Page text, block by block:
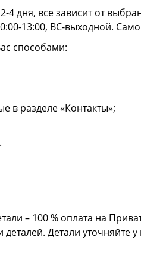
4 дня, все зависит от
13:00, ВС-выходной.
способами:
в разделе «Контакты»;
– 100 % оплата на
Детали